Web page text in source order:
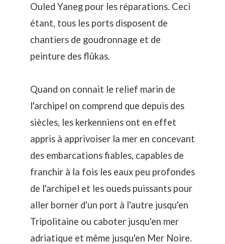
Ouled Yaneg pour les réparations. Ceci
étant, tous les ports disposent de
chantiers de goudronnage et de
peinture des flûkas.
Quand on connait le relief marin de
l'archipel on comprend que depuis des
siècles, les kerkenniens ont en effet
appris à apprivoiser la mer en concevant
des embarcations fiables, capables de
franchir à la fois les eaux peu profondes
de l'archipel et les oueds puissants pour
aller borner d'un port à l'autre jusqu'en
Tripolitaine ou caboter jusqu'en mer
adriatique et même jusqu'en Mer Noire.